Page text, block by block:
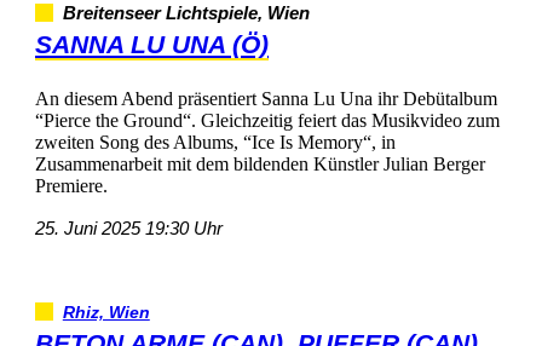
BreitenseerLichtspiele,Wien
SANNALUUNA(Ö)
AndiesemAbendpräsentiertSannaLuUnaihrDebütalbum
“PiercetheGround“.GleichzeitigfeiertdasMusikvideozum
zweitenSongdesAlbums,“IceIsMemory“,in
ZusammenarbeitmitdembildendenKünstlerJulianBerger
Premiere.
25.Juni202519:30Uhr
Rhiz,Wien